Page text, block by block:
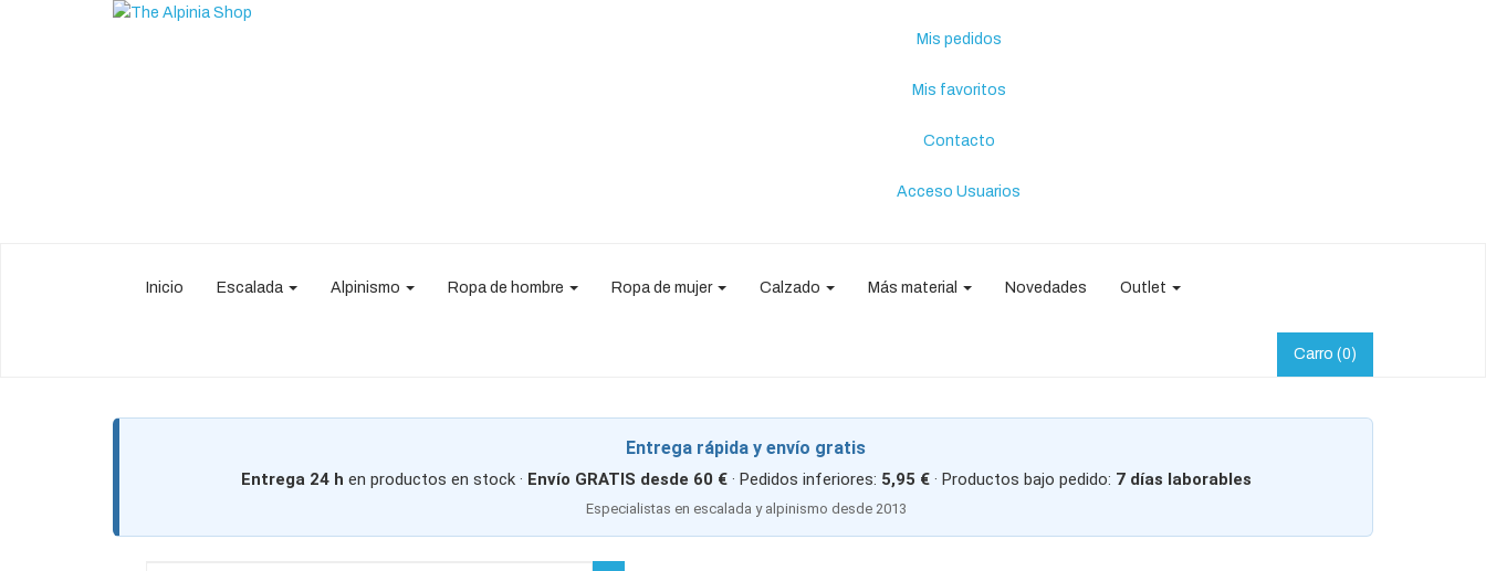
Mis pedidos
Mis favoritos
Contacto
Acceso Usuarios
Inicio Escalada Alpinismo Ropa de hombre Ropa de mujer Calzado Más material Novedades Outlet
Carro (0)
Entrega rápida y envío gratis
Entrega 24 h en productos en stock · Envío GRATIS desde 60 €· Pedidos inferiores: 5,95 €· Productos bajo pedido: 7 días laborables
Especialistas en escalada y alpinismo desde 2013